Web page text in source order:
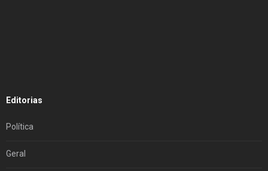
Editorias
Política
Geral